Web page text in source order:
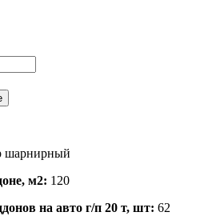
шарнирный
м2: 120
на авто г/п 20 т, шт: 62